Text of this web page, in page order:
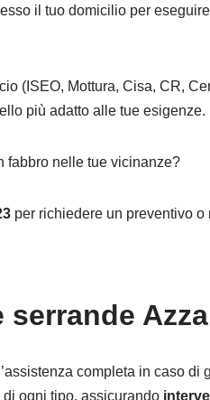
il tuo domicilio per
(ISEO, Mottura, Cisa, CR,
più adatto alle tue esigenze.
fabbro nelle tue vicinanze?
per richiedere un preventivo
completa in caso
ogni tipo, assicurando